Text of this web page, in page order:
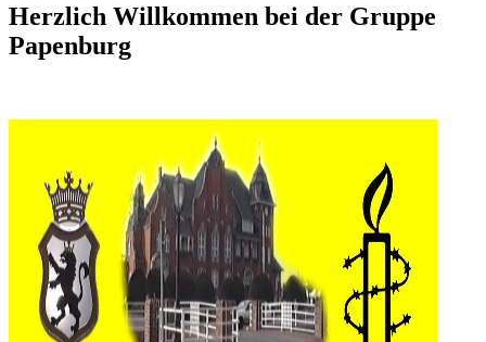
Herzlich Willkommen bei der Gruppe
Papenburg